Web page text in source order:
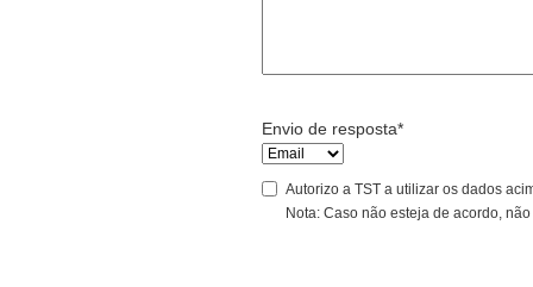
Envio de resposta*
Autorizo a TST a utilizar os dados
Nota: Caso não esteja de acordo,